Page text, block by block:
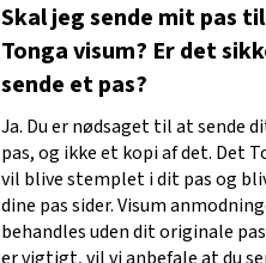
Skal jeg sende mit pas
Tonga visum? Er det
sende et pas?
Ja. Du er nødsaget til at sende
pas, og ikke et kopi af det. Det
vil blive stemplet i dit pas og
dine pas sider. Visum
behandles uden dit originale